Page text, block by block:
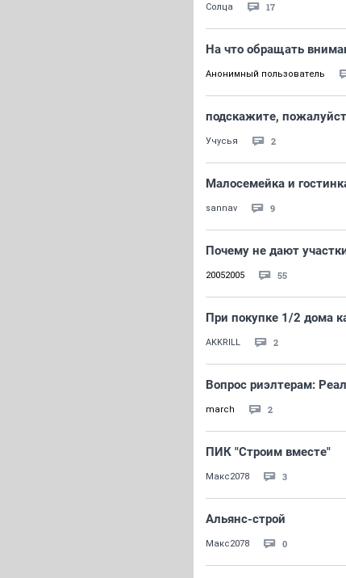
Солца 17
На что обращать
Анонимный пользователь
подскажите,
Учусья 2
Малосемейка и
sannav 9
Почему не дают
20052005 55
При покупке 1/2 дома
AKKRILL 2
Вопрос риэлтерам:
march 2
ПИК "Строим вместе"
Макс2078 3
Альянс-строй
Макс2078 0